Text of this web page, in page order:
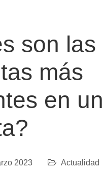
son las
más
en
2023 Actualidad